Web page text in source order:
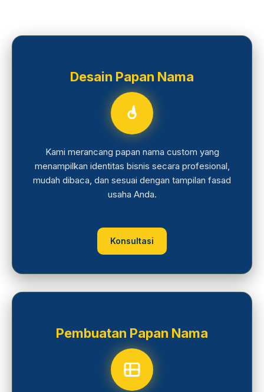
Desain Papan Nama
Kami merancang papan nama custom yang
menampilkan identitas bisnis secara profesional,
mudah dibaca, dan sesuai dengan tampilan fasad
usaha Anda.
Konsultasi
Pembuatan Papan Nama